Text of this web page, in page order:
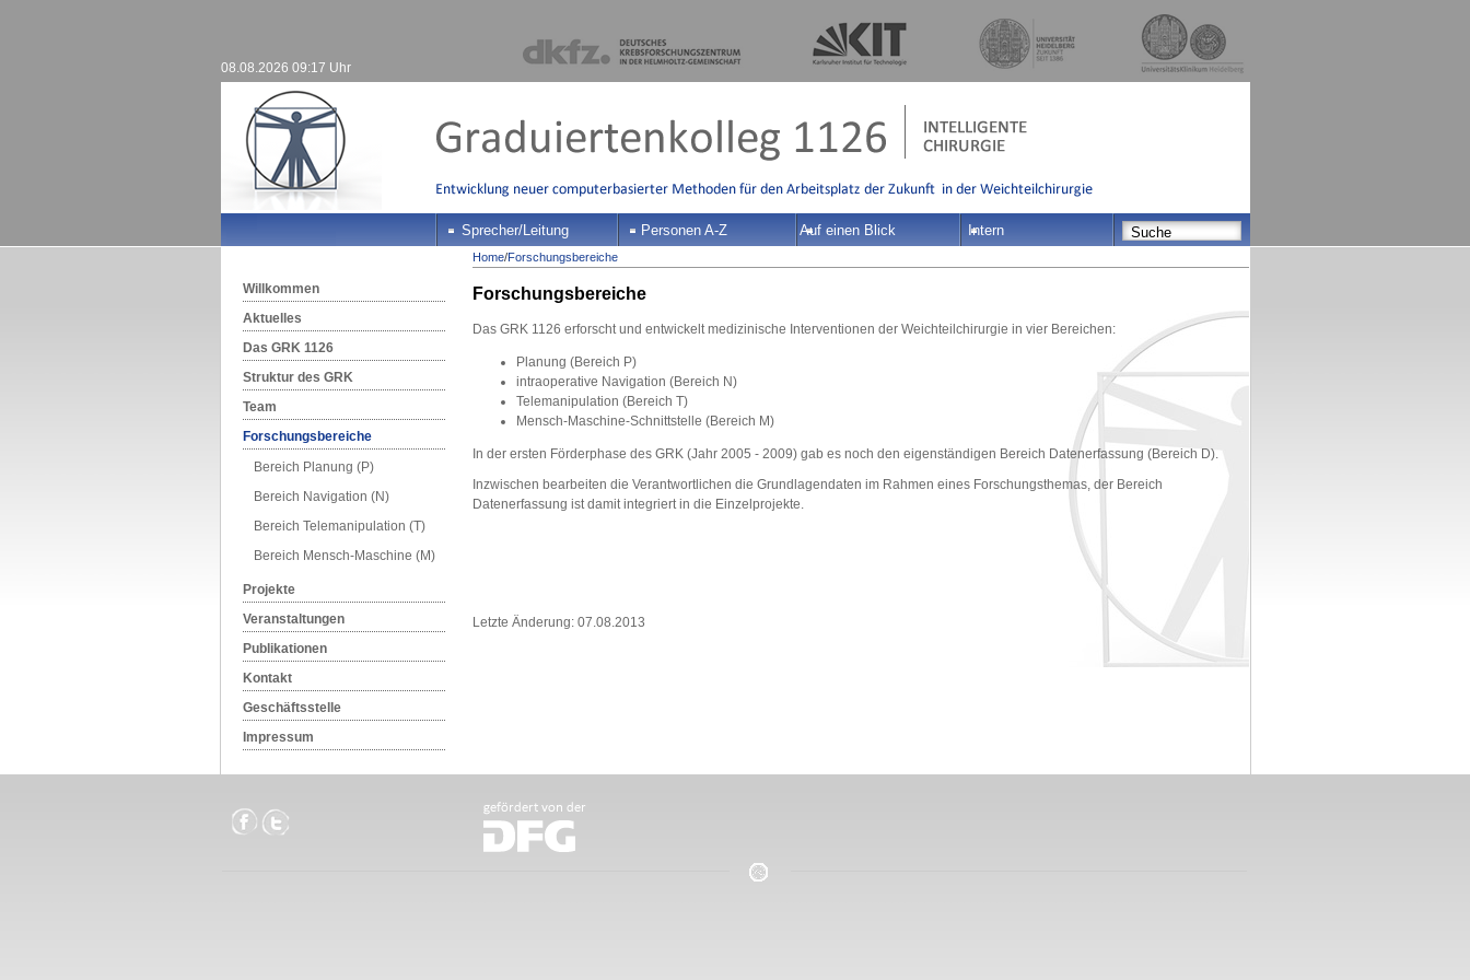
08.08.2026 09:17 Uhr
Sprecher/Leitung Personen A-Z Auf einen Blick Intern
Willkommen
Aktuelles
Das GRK 1126
Struktur des GRK
Team
Forschungsbereiche
Bereich Planung (P)
Bereich Navigation (N)
Bereich Telemanipulation (T)
Bereich Mensch-Maschine (M)
Projekte
Veranstaltungen
Publikationen
Kontakt
Geschäftsstelle
Impressum
Home/Forschungsbereiche
Forschungsbereiche
Das GRK 1126 erforscht und entwickelt medizinische Interventionen der Weichteilchirurgie in vier Bereichen:
Planung (Bereich P)
intraoperative Navigation (Bereich N)
Telemanipulation (Bereich T)
Mensch-Maschine-Schnittstelle (Bereich M)
In der ersten Förderphase des GRK (Jahr 2005 - 2009) gab es noch den eigenständigen Bereich Datenerfassung (Bereich D).
Inzwischen bearbeiten die Verantwortlichen die Grundlagendaten im Rahmen eines Forschungsthemas, der Bereich
Datenerfassung ist damit integriert in die Einzelprojekte.
Letzte Änderung: 07.08.2013